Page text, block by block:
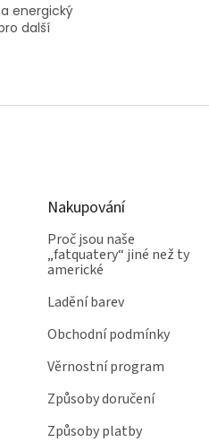
energický
další
Nakupování
Proč jsou naše
„fatquatery“ jiné než ty
americké
Ladění barev
Obchodní podmínky
Věrnostní program
Způsoby doručení
Způsoby platby